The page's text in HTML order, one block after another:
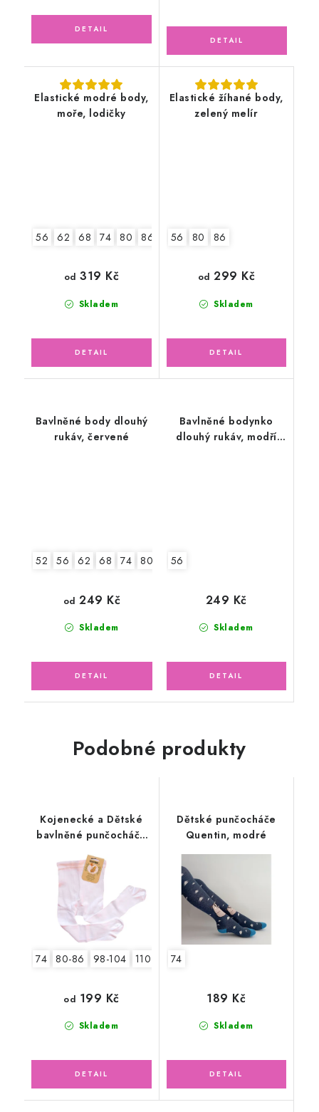
Elastické modré body,
moře, lodičky
56 62 68 74 80 86 92
Skladem
od 319 Kč
Elastické žíhané body,
zelený melír
56 80 86
Skladem
od 299 Kč
Bavlněné body dlouhý
rukáv, červené
52 56 62 68 74 80 86
Skladem
od 249 Kč
Bavlněné bodynko
dlouhý rukáv, modří
56
Skladem
249 Kč
Podobné produkty
Kojenecké a Dětské
bavlněné punčocháče
Odetka, bílé
74 80-86 98-104 110-116
Skladem
od 199 Kč
Dětské punčocháče
Quentin, modré
74
Skladem
189 Kč